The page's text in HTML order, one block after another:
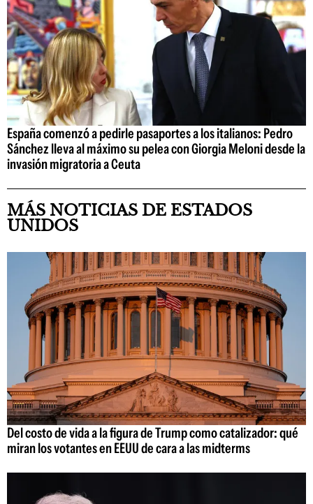
España comenzó a pedirle pasaportes a los italianos: Pedro
Sánchez lleva al máximo su pelea con Giorgia Meloni desde la
invasión migratoria a Ceuta
MÁS NOTICIAS DE ESTADOS
UNIDOS
Del costo de vida a la figura de Trump como catalizador: qué
miran los votantes en EEUU de cara a las midterms